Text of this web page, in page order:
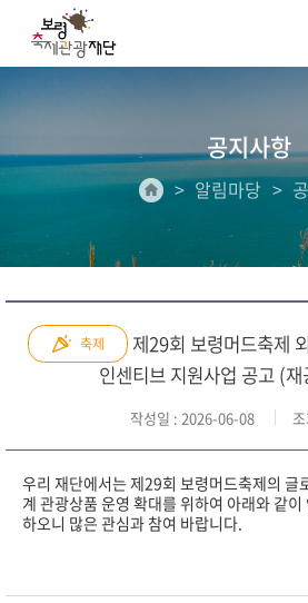
공지사항
알림마당
축제
제29회 보령머드축제
인센티브 지원사업 공고 (재
작성일 : 2026-06-08
우리 재단에서는 제29회 보령머드축제의 글
계 관광상품 운영 확대를 위하여 아래와 같
하오니 많은 관심과 참여 바랍니다.